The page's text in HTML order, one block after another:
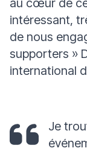
intéressant,
de nous
supporters »
international
Je